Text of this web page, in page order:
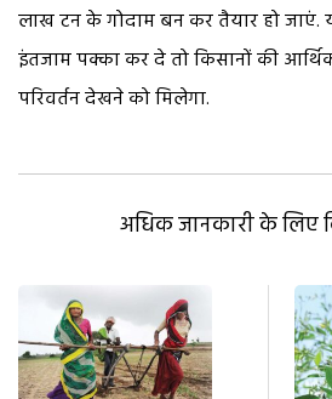
लाख टन के गोदाम बन कर तैयार हो जाएं.
इंतजाम पक्का कर दे तो किसानों की
परिवर्तन देखने को मिलेगा.
अधिक जानकारी के लिए